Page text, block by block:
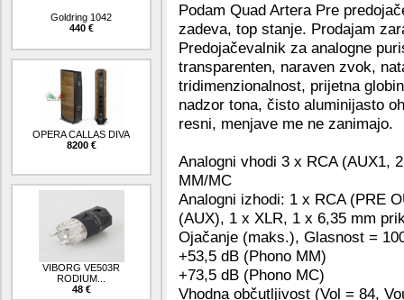
Goldring 1042
440 €
OPERA CALLAS DIVA
8200 €
VIBORG VE503R
RODIUM...
48 €
Podam Quad Artera Pre
zadeva, top stanje. Prodajam
Predojačevalnik za analogne
transparenten, naraven zvok,
tridimenzionalnost, prijetna
nadzor tona, čisto aluminijasto
resni, menjave me ne zanimajo.
Analogni vhodi 3 x RCA (AUX1,
MM/MC
Analogni izhodi: 1 x RCA (PRE
(AUX), 1 x XLR, 1 x 6,35 mm
Ojačanje (maks.), Glasnost =
+53,5 dB (Phono MM)
+73,5 dB (Phono MC)
Vhodna občutljivost (Vol = 84,